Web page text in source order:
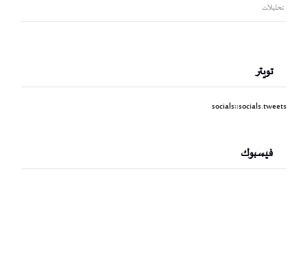
تحليلات
تويتر
socials::socials.tweets
فيسبوك